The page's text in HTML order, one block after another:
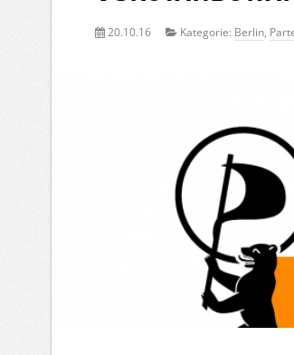
20.10.16 Kategorie: Berlin,